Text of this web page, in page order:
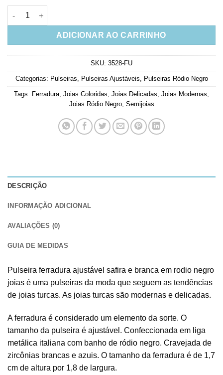
Pulseira Ferradura Ajustavel Safira E Branca Em Rodio Negro
ADICIONAR AO CARRINHO
SKU: 3528-FU
Categorias: Pulseiras Pulseiras Ajustáveis Pulseiras Ródio Negro
Tags: Ferradura Joias Coloridas Joias Delicadas Joias Modernas
Joias Ródio Negro, Semijoias
DESCRIÇÃO
INFORMAÇÃO ADICIONAL
AVALIAÇÕES (0)
GUIA DE MEDIDAS
Pulseira ferradura ajustável safira e branca em rodio negro
joias é uma pulseiras da moda que seguem as tendências
de joias turcas. As joias turcas são modernas e delicadas.
A ferradura é considerado um elemento da sorte. O
tamanho da pulseira é ajustável. Confeccionada em liga
metálica italiana com banho de ródio negro. Cravejada de
zircônias brancas e azuis. O tamanho da ferradura é de 1,7
cm de altura por 1,8 de largura.